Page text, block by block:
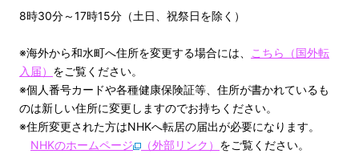
8時30分～17時15分（土日、祝祭日を除く）
※海外から和水町へ住所を変更する場合には、
こちら（国外転
入届） をご覧ください。
※個人番号カードや各種健康保険証等、住所が書かれているも
のは新しい住所に変更しますのでお持ちください。
※住所変更された方はNHKへ転居の届出が必要になります。
NHKのホームページ
（外部リンク） をご覧ください。